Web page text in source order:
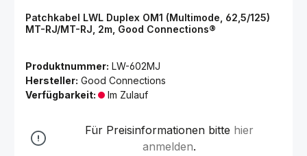
Patchkabel LWL Duplex OM1 (Multimode, 62,5/125)
MT-RJ/MT-RJ, 2m, Good Connections®
Produktnummer: LW-602MJ
Hersteller: Good Connections
Verfügbarkeit:
Im Zulauf
Für Preisinformationen bitte hier
anmelden.